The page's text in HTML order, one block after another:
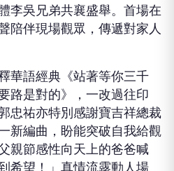
李吳兄弟共襄盛舉。首場在
陪伴現場觀眾，傳遞對家人
華語經典《站著等你三千
路是對的》
，一改過往印
忠祐亦特別感謝寶吉祥總裁
新編曲，盼能突破自我給觀
親節感性向天上的爸爸喊
希望！」真情流露動人場